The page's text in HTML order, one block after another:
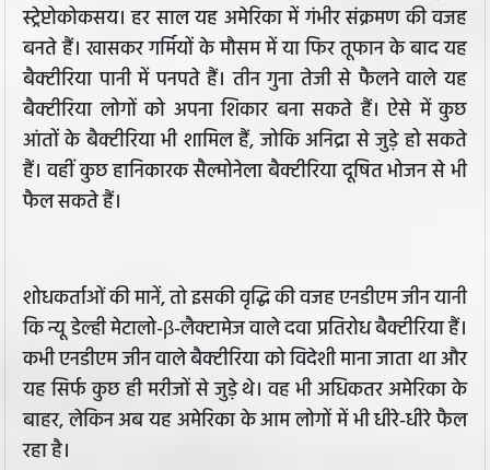
स्ट्रेप्टोकोकसय। हर साल यह अमेरिका में गंभीर संक्रमण की वजह
बनते हैं। खासकर गर्मियों के मौसम में या फिर तूफान के बाद यह
बैक्टीरिया पानी में पनपते हैं। तीन गुना तेजी से फैलने वाले यह
बैक्टीरिया लोगों को अपना शिकार बना सकते हैं। ऐसे में कुछ
आंतों के बैक्टीरिया भी शामिल हैं, जोकि अनिद्रा से जुड़े हो सकते
हैं। वहीं कुछ हानिकारक सैल्मोनेला बैक्टीरिया दूषित भोजन से भी
फैल सकते हैं।
शोधकर्ताओं की मानें, तो इसकी वृद्धि की वजह एनडीएम जीन यानी
कि न्यू डेल्ही मेटालो-β-लैक्टामेज वाले दवा प्रतिरोध बैक्टीरिया हैं।
कभी एनडीएम जीन वाले बैक्टीरिया को विदेशी माना जाता था और
यह सिर्फ कुछ ही मरीजों से जुड़े थे। वह भी अधिकतर अमेरिका के
बाहर, लेकिन अब यह अमेरिका के आम लोगों में भी धीरे-धीरे फैल
रहा है।